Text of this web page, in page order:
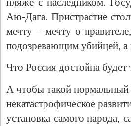
пляже с наследником.
Аю-Дага. Пристрастие
мечту – мечту о
подозревающим убийцей,
Что Россия достойна будет
А чтобы такой нормальный
некатастрофическое
установка самого народа,